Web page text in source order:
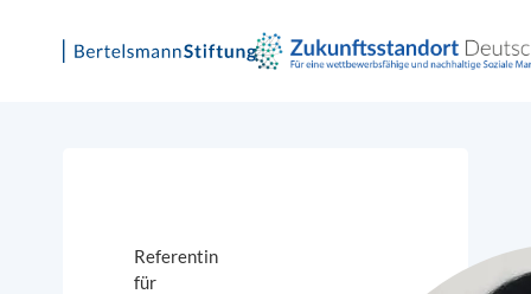
Referentin
für